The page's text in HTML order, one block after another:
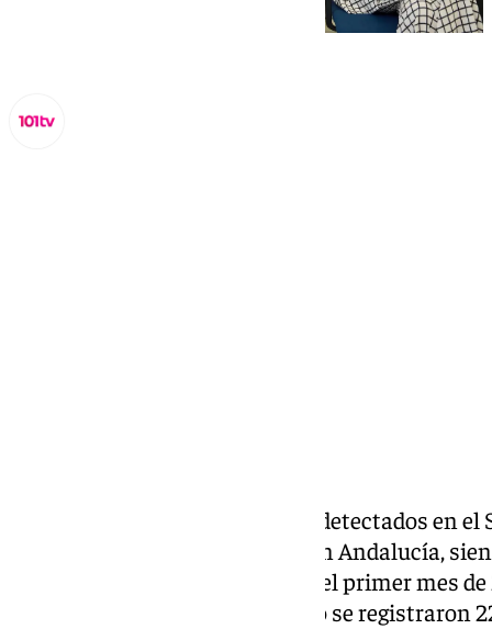
tiene detectados en el
en Andalucía,
número de ellos en España. En el primer mes
datos de enero de 2024 –cuando se registraron